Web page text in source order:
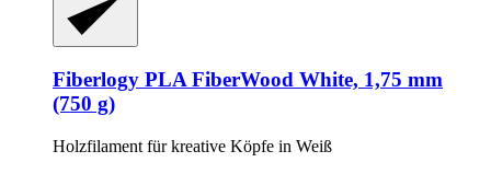
Fiberlogy PLA FiberWood White, 1,75 mm
(750 g)
Holzfilament für kreative Köpfe in Weiß